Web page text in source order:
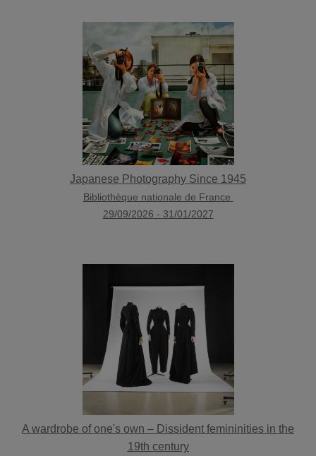
Japanese Photography Since 1945
Bibliothèque nationale de France
29/09/2026 - 31/01/2027
A wardrobe of one's own – Dissident femininities in the
19th century